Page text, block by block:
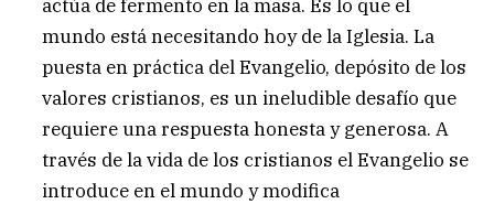
actúa de fermento en la masa. Es lo que el
mundo está necesitando hoy de la Iglesia. La
puesta en práctica del Evangelio, depósito de los
valores cristianos, es un ineludible desafío que
requiere una respuesta honesta y generosa. A
través de la vida de los cristianos el Evangelio se
introduce en el mundo y modifica